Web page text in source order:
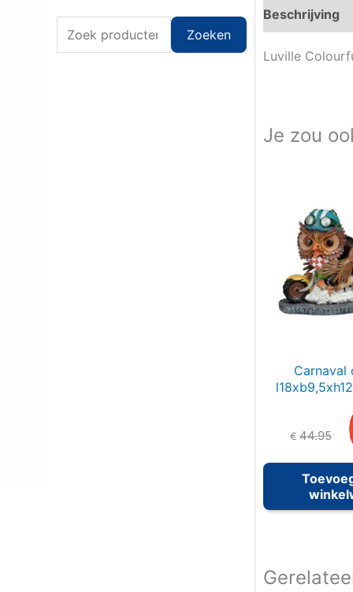
o
Zoeken
Beschrijving
Luville
Je zou
Carnaval
€ 44.95